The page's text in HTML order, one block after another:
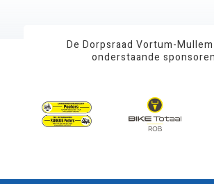
De Dorpsraad Vortum-
onderstaande